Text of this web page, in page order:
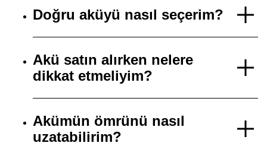
Doğru aküyü nasıl seçerim?
Akü satın alırken nelere
dikkat etmeliyim?
Akümün ömrünü nasıl
uzatabilirim?